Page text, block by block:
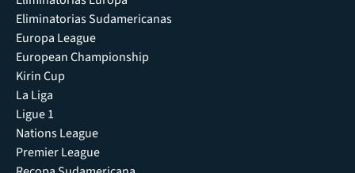
Eliminatorias Sudamericanas
Europa League
European Championship
Kirin Cup
La Liga
Ligue 1
Nations League
Premier League